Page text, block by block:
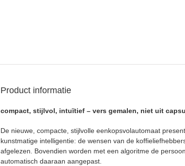
Product informatie
compact, stijlvol, intuïtief – vers gemalen, niet uit
De nieuwe, compacte, stijlvolle eenkopsvolautomaat
kunstmatige intelligentie: de wensen van de
afgelezen. Bovendien worden met een algoritme de
automatisch daaraan aangepast.